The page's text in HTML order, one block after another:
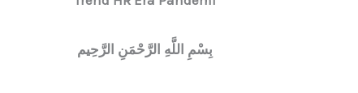
بِسْمِ اللَّهِ الرَّحْمَنِ الرَّحِيم